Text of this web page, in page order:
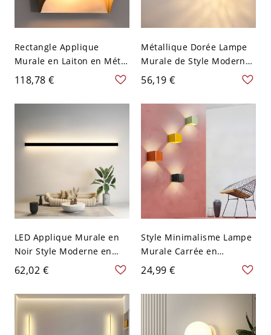
Rectangle Applique
Murale en Laiton en Métal
Moderniste Lampe Murale
pour Couloir
118,78 €
Métallique Dorée Lampe
Murale de Style Moderne
à 1 Ampoule Applique
Murale avec Abat-Jour en
Verre Clair Alvéolé de
56,19 €
LED Applique Murale en
Noir Style Moderne en
Forme de Ligne Lampe
Murale en Métal
62,02 €
Style Minimalisme Lampe
Murale Carrée en
Acrylique Applique
Murale Intérieure à 1
Lumière
24,99 €